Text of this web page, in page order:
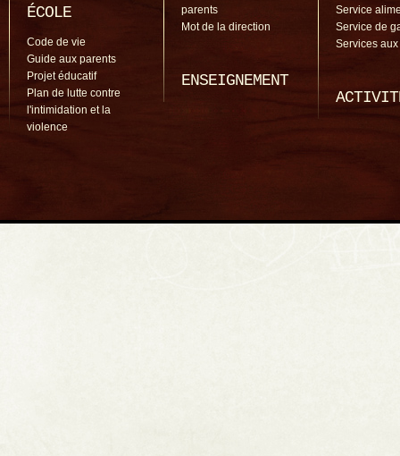
ÉCOLE
Code de vie
Guide aux parents
Projet éducatif
Plan de lutte contre
l'intimidation et la
violence
parents
Mot de la direction
ENSEIGNEMENT
Service
Service de
Services